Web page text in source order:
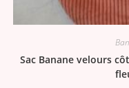
Sac Banane velours